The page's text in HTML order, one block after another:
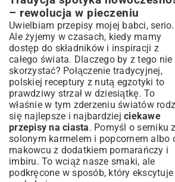
Ciasta jednoporcjowe – wygoda i
Ciasta dla smakoszy – wykwintne
desery na specjalne okazje
Torty artystyczne – kiedy ciasto staje się
dziełem sztuki
Delikatne musy i suflety – mistrzostwo
cukiernictwa
Zdrowe alternatywy – pieczenie bez
wyrzutów sumienia
Ciasta bez glutenu i laktozy – smaczne i
bezpieczne
Słodzenie bez cukru – naturalne
i ich zastosowanie
Ciasta wegańskie – odkryj roślinny
– rewolucja w pieczeniu
Uwielbiam przepisy mojej babci, serio.
Ale żyjemy w czasach, kiedy mamy
dostęp do składników i inspiracji z
całego świata. Dlaczego by z tego nie
skorzystać? Połączenie tradycyjnej,
polskiej receptury z nutą egzotyki to
prawdziwy strzał w dziesiątkę. To
właśnie w tym zderzeniu światów
się najlepsze i najbardziej ciekawe
przepisy na ciasta. Pomyśl o serniku z
solonym karmelem i popcornem albo
makowcu z dodatkiem pomarańczy i
imbiru. To wciąż nasze smaki, ale
podkręcone w sposób, który ekscytuje